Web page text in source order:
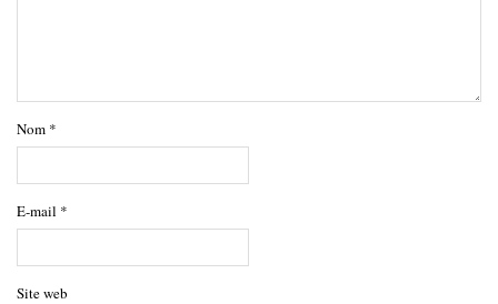
Nom *
E-mail *
Site web